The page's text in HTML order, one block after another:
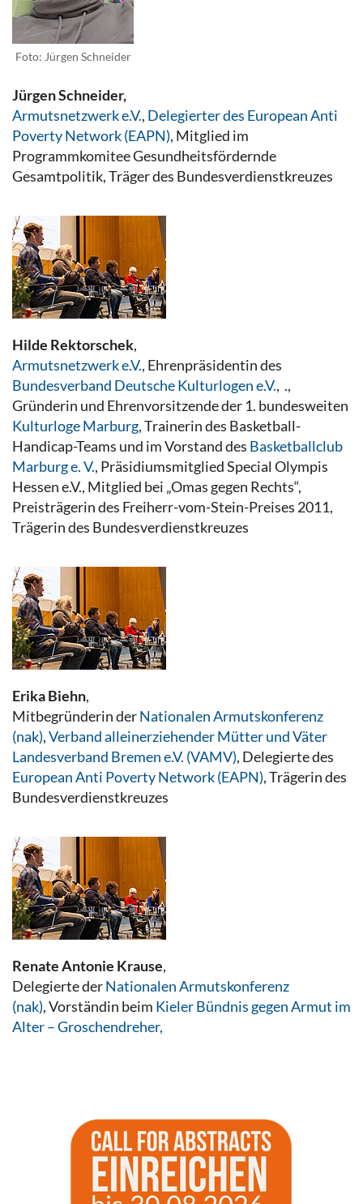
Foto: Jürgen Schneider
Jürgen Schneider,
Armutsnetzwerk e.V., Delegierter des European Anti
Poverty Network (EAPN), Mitglied im
Programmkomitee Gesundheitsfördernde
Gesamtpolitik, Träger des Bundesverdienstkreuzes
Hilde Rektorschek,
Armutsnetzwerk e.V., Ehrenpräsidentin des
Bundesverband Deutsche Kulturlogen e.V., .,
Gründerin und Ehrenvorsitzende der 1. bundesweiten
Kulturloge Marburg, Trainerin des Basketball-
Handicap-Teams und im Vorstand des Basketballclub
Marburg e. V., Präsidiumsmitglied Special Olympis
Hessen e.V., Mitglied bei „Omas gegen Rechts“,
Preisträgerin des Freiherr-vom-Stein-Preises 2011,
Trägerin des Bundesverdienstkreuzes
Erika Biehn,
Mitbegründerin derNationalen Armutskonferenz
(nak),Verband alleinerziehender Mütter und Väter
Landesverband Bremen e.V. (VAMV), Delegierte des
European Anti Poverty Network (EAPN), Trägerin des
Bundesverdienstkreuzes
Renate Antonie Krause,
Delegierte derNationalen Armutskonferenz
(nak), Vorständin beim Kieler Bündnis gegen Armut im
Alter – Groschendreher,